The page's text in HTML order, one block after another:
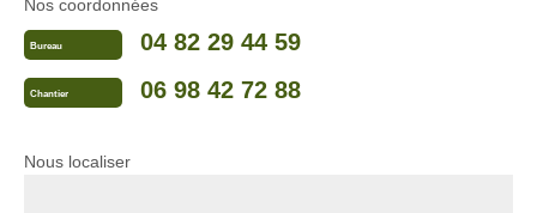
Nos coordonnées
Bureau 04 82 29 44 59
Chantier 06 98 42 72 88
Nous localiser